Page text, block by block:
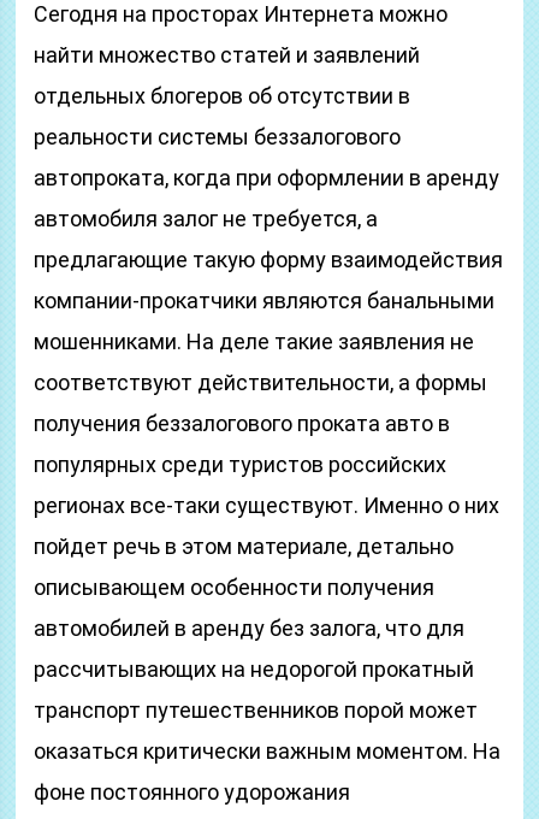
Сегодня на просторах Интернета можно
найти множество статей и заявлений
отдельных блогеров об отсутствии в
реальности системы беззалогового
автопроката, когда при оформлении в аренду
автомобиля залог не требуется, а
предлагающие такую форму взаимодействия
компании-прокатчики являются банальными
мошенниками. На деле такие заявления не
соответствуют действительности, а формы
получения беззалогового проката авто в
популярных среди туристов российских
регионах все-таки существуют. Именно о них
пойдет речь в этом материале, детально
описывающем особенности получения
автомобилей в аренду без залога, что для
рассчитывающих на недорогой прокатный
транспорт путешественников порой может
оказаться критически важным моментом. На
фоне постоянного удорожания